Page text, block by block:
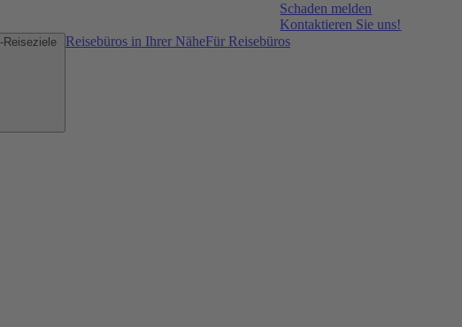
Schaden melden
Kontaktieren Sie uns!
Reisebüros in Ihrer NäheFür Reisebüros